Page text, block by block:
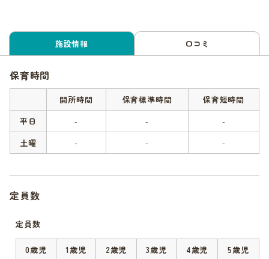
施設情報 口コミ
保育時間
開所時間 保育標準時間
保育短時間
平日
- -
-
土曜
- - -
定員数
定員数
0歳児 1歳児 2歳児 3歳児 4歳児
5歳児